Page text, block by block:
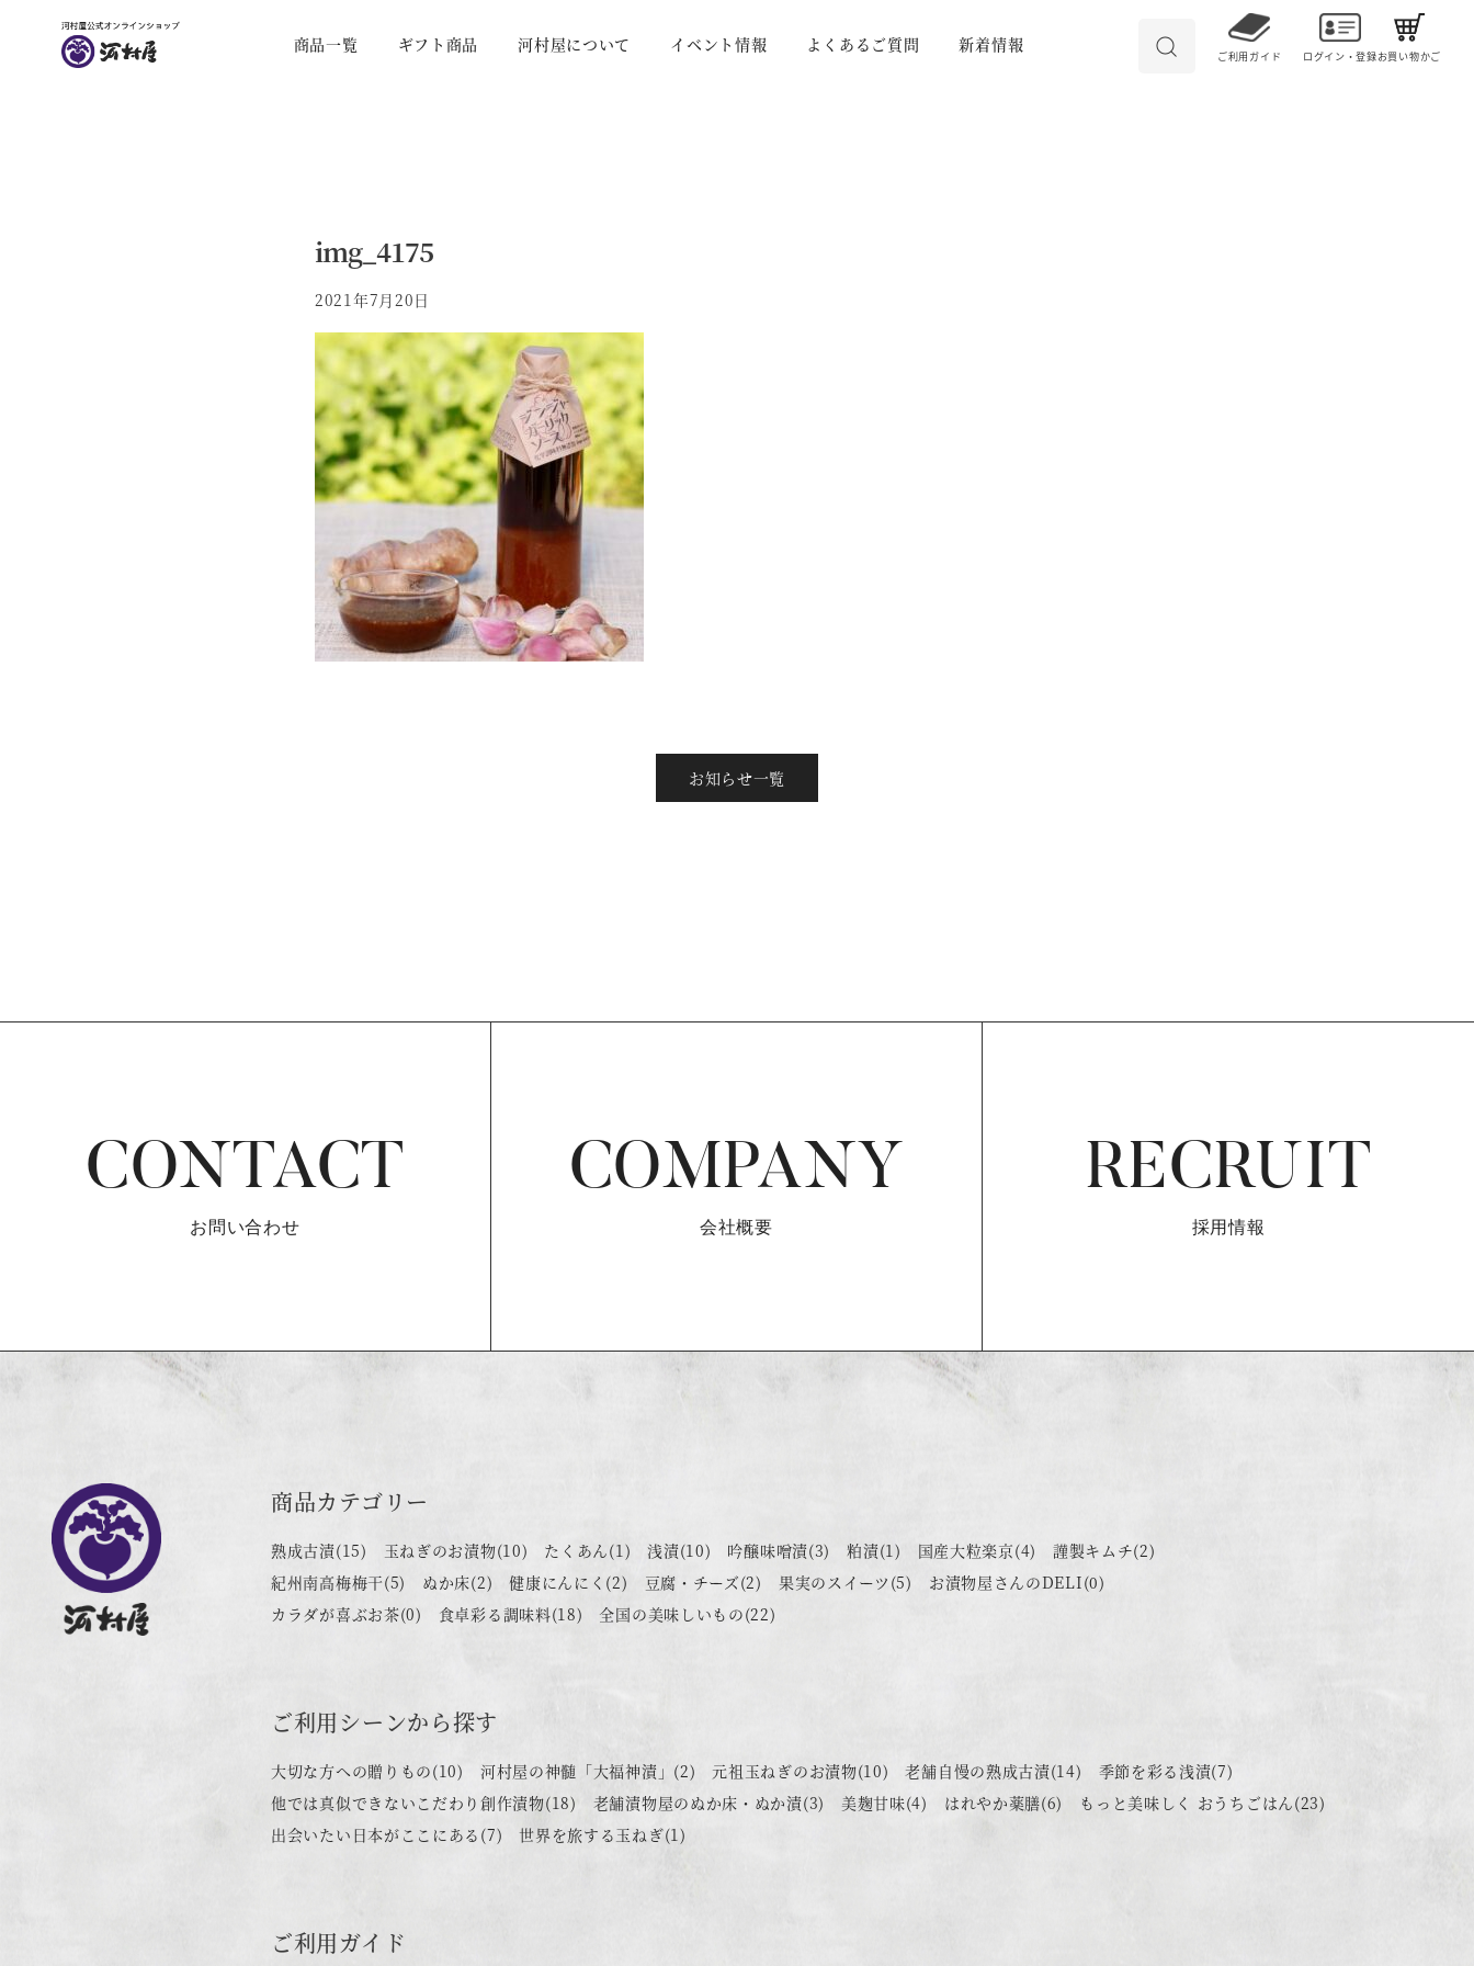
商品一覧 ギフト商品 河村屋について イベント情報 よくあるご質問 新着情報
ご利用ガイド ログイン・登録お買い物かご
img_4175
2021年7月20日
お知らせ一覧
CONTACT
お問い合わせ
COMPANY
会社概要
RECRUIT
採用情報
商品カテゴリー
熟成古漬(15) 玉ねぎのお漬物(10) たくあん(1) 浅漬(10) 吟醸味噌漬(3) 粕漬(1) 国産大粒楽京(4) 謹製キムチ(2)
紀州南高梅梅干(5) ぬか床(2) 健康にんにく (2) 豆腐・チーズ(2) 果実のスイーツ (5) お漬物屋さんのDELI(0)
カラダが喜ぶお茶(0) 食卓彩る調味料(18) 全国の美味しいもの(22)
ご利用シーンから探す
大切な方への贈りもの(10) 河村屋の神髄「大福神漬」 (2) 元祖玉ねぎのお漬物(10) 老舗自慢の熟成古漬(14) 季節を彩る浅漬(7)
他では真似できないこだわり創作漬物(18) 老舗漬物屋のぬか床・ぬか漬(3) 美麹甘味(4) はれやか薬膳(6) もっと美味しく おうちごはん(23)
出会いたい日本がここにある (7) 世界を旅する玉ねぎ(1)
ご利用ガイド